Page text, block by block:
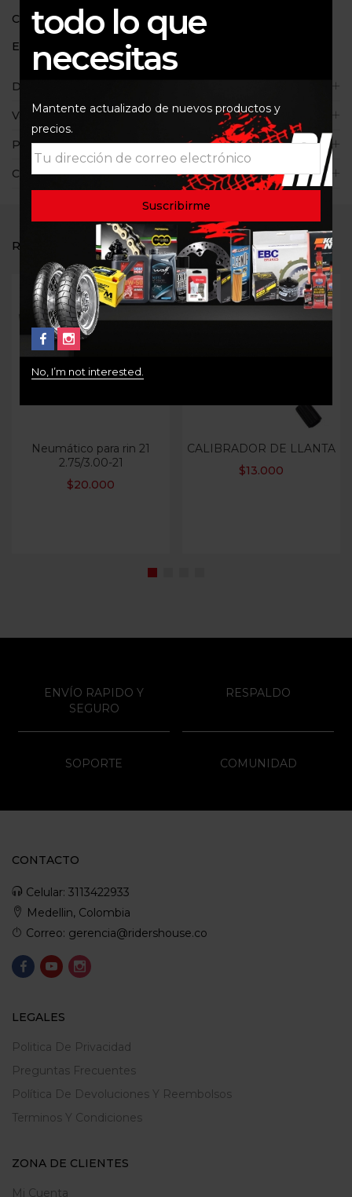
Categorías: Baterias,INFALTABLES EN SALIDAS
Etiquetas:
arrancador ,mbj7500b
Descripción
Valoraciones (1)
Políticas de la tienda
Consultas
RELATED PRODUCTS
Neumático para rin 21
2.75/3.00-21
$20.000
CALIBRADOR DE LLANTA
$13.000
todo lo que
necesitas
Mantente actualizado de nuevos productos y
precios.
No, I’m not interested.
ENVÍO RAPIDO Y
SEGURO
RESPALDO
SOPORTE COMUNIDAD
CONTACTO
Celular: 3113422933
Medellin, Colombia
Correo: gerencia@ridershouse.co
LEGALES
Politica De Privacidad
Preguntas Frecuentes
Política De Devoluciones Y Reembolsos
Terminos Y Condiciones
ZONA DE CLIENTES
Mi Cuenta